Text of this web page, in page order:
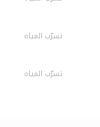
تسرّب المياه
تسرّب المياه